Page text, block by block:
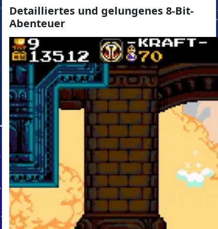
Detailliertes und gelungenes 8-Bit-
Abenteuer